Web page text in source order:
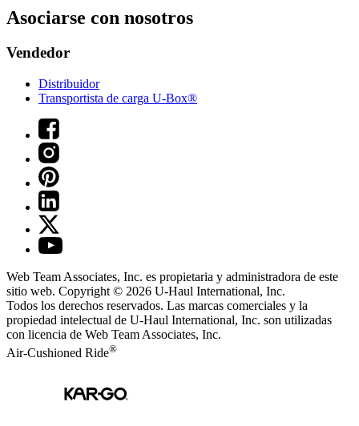
Asociarse con nosotros
Vendedor
Distribuidor
Transportista de carga U-Box®
Web Team Associates, Inc. es propietaria y administradora de este
sitio web. Copyright © 2026 U-Haul International, Inc.
Todos los derechos reservados. Las marcas comerciales y la
propiedad intelectual de U-Haul International, Inc. son utilizadas
con licencia de Web Team Associates, Inc.
Air-Cushioned Ride®